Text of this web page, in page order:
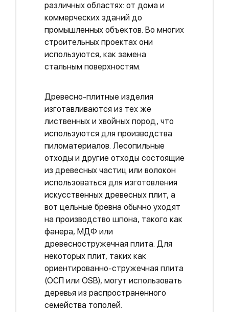
различных областях: от дома и
коммерческих зданий до
промышленных объектов. Во многих
строительных проектах они
используются, как замена
стальным поверхностям.
Древесно-плитные изделия
изготавливаются из тех же
лиственных и хвойных пород, что
используются для производства
пиломатериалов. Лесопильные
отходы и другие отходы состоящие
из древесных частиц или волокон
использоваться для изготовления
искусственных древесных плит, а
вот цельные бревна обычно уходят
на производство шпона, такого как
фанера, МДФ или
древесностружечная плита. Для
некоторых плит, таких как
ориентированно-стружечная плита
(ОСП или OSB), могут использовать
деревья из распространенного
семейства тополей.